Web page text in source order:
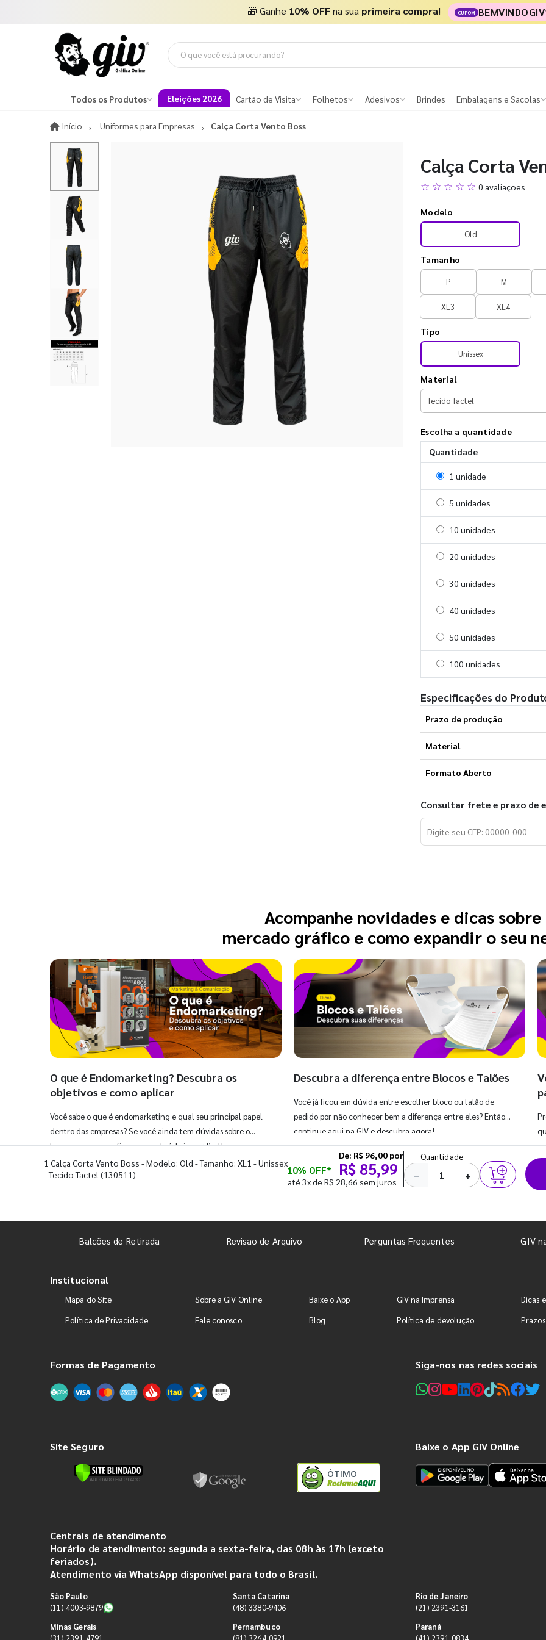
🎁 Ganhe 10% OFFna sua primeira compra! CUPOM
Todos os Produtos Eleições 2026 Cartão de Visita Folhetos Adesivos Brindes Embalagens e Sacolas
Início InícioUniformes para Empresas Calça Corta Vento Boss
Calça Corta
☆ ☆ ☆ ☆ ☆ 0 avaliações
Modelo
Old
Tamanho
P M
XL3 XL4
Tipo
Unissex
Material
Escolha a quantidade
Quantidade
Selecionar 1 unidade
1 unidade
Selecionar 5 unidades
5 unidades
Selecionar 10 unidades
10 unidades
Selecionar 20 unidades
20 unidades
Selecionar 30 unidades
30 unidades
Selecionar 40 unidades
40 unidades
Selecionar 50 unidades
50 unidades
Selecionar 100 unidades
100 unidades
Especificações do
Prazo de produção
Material
Formato Aberto
Consultar frete e prazo de
Acompanhe novidades e dicas sobre
mercado gráfico e como expandir o seu
O que é Endomarketing? Descubra os
objetivos e como aplicar
Você sabe o que é endomarketing e qual seu principal papel
dentro das empresas? Se você ainda tem dúvidas sobre o
tema, acesse e confira esse conteúdo imperdível!
Descubra a diferença entre Blocos e Talões
Você já ficou em dúvida entre escolher bloco ou talão de
pedido por não conhecer bem a diferença entre eles? Então,
continue aqui na GIV e descubra agora!
1 Calça Corta Vento Boss - Modelo: Old - Tamanho: XL1 - Unissex
- Tecido Tactel (130511) 10% OFF*
De: R$ 96,00 por
R$ 85,99
até 3x de R$ 28,66 sem juros
Quantidade
− +
Balcões de Retirada Revisão de Arquivo Perguntas Frequentes GIV
Institucional
Mapa do Site Sobre a GIV Online Baixe o App GIV na Imprensa
Dicas
Política de Privacidade
Fale conosco Blog Política de devolução Prazos
Formas de Pagamento Siga-nos nas redes sociais
Site Seguro
ÓTIMO
Baixe o App GIV Online
Centrais de atendimento
Horário de atendimento: segunda a sexta-feira, das 08h às 17h (exceto
feriados).
Atendimento via WhatsApp disponível para todo o Brasil.
São Paulo
(11) 4003-9879
Minas Gerais
(31) 2391-4791
Santa Catarina
(48) 3380-9406
Pernambuco
(81) 3264-0921
Rio de Janeiro
(21) 2391-3161
Paraná
(41) 2391-0834